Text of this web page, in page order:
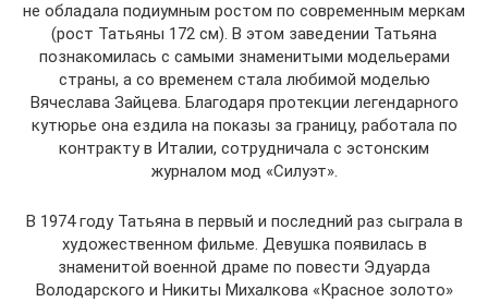
не обладала подиумным ростом по современным меркам
(рост Татьяны 172 см). В этом заведении Татьяна
познакомилась с самыми знаменитыми модельерами
страны, а со временем стала любимой моделью
Вячеслава Зайцева. Благодаря протекции легендарного
кутюрье она ездила на показы за границу, работала по
контракту в Италии, сотрудничала с эстонским
журналом мод «Силуэт».
В 1974 году Татьяна в первый и последний раз сыграла в
художественном фильме. Девушка появилась в
знаменитой военной драме по повести Эдуарда
Володарского и Никиты Михалкова «Красное золото»